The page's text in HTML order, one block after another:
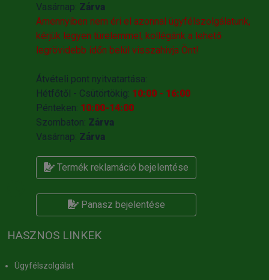
Vasárnap: Zárva
Amennyiben nem éri el azonnal ügyfélszolgálatunk,
kérjük legyen türelemmel, kollégánk a lehető
legrövidebb időn belül visszahivja Önt!
Átvételi pont nyitvatartása:
Hétfőtől - Csütörtökig: 10:00 - 16:00
Pénteken: 10:00-14:00
Szombaton: Zárva
Vasárnap: Zárva
Termék reklamáció bejelentése
Panasz bejelentése
HASZNOS LINKEK
Ügyfélszolgálat